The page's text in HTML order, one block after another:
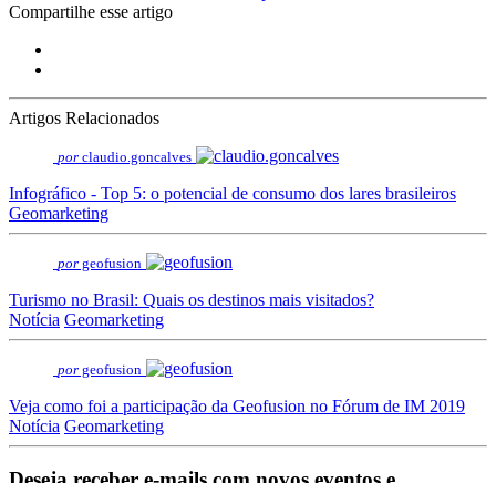
Compartilhe esse artigo
Artigos Relacionados
por claudio.goncalves
Infográfico - Top 5: o potencial de consumo dos lares brasileiros
Geomarketing
por geofusion
Turismo no Brasil: Quais os destinos mais visitados?
Notícia Geomarketing
por geofusion
Veja como foi a participação da Geofusion no Fórum de IM 2019
Notícia Geomarketing